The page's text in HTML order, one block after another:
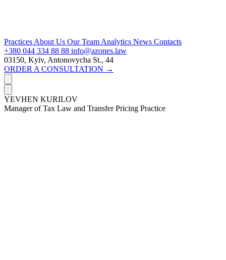
Practices About Us Our Team Analytics News Contacts
+380 044 334 88 88 info@azones.law
03150, Kyiv, Antonovycha St., 44
ORDER A CONSULTATION →
YEVHEN KURILOV
Manager of Tax Law and Transfer Pricing Practice